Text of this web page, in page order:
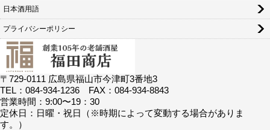
日本酒用語
プライバシーポリシー
〒729-0111 広島県福山市今津町3番地3
TEL：084-934-1236 FAX：084-934-8843
営業時間：9:00〜19：30
定休日：日曜・祝日（※時期によって変動する場合がありま
す。）